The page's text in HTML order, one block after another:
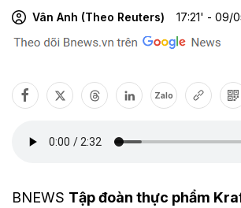
Vân Anh (Theo Reuters) 17:21' - 09/
Zalo
BNEWS Tập đoàn thực phẩm